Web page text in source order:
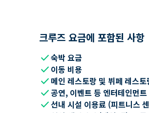
크루즈 요금에 포함된 사항
check숙박 요금
check 이동 비용
check 메인 레스토랑 및 뷔페 레스
check 공연, 이벤트 등 엔터테인먼트
check선내 시설 이용료 (피트니스